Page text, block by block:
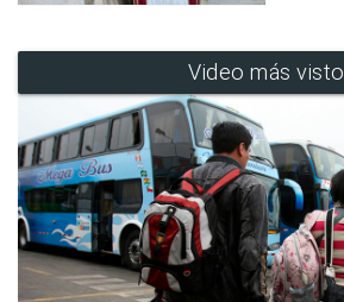
Video más visto